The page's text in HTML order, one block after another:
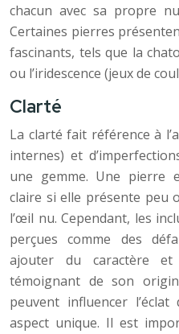
chacun avec sa propre
Certaines pierres
fascinants, tels que la
ou l’iridescence (jeux de
Clarté
La clarté fait référence à
internes) et
une gemme. Une pierre
claire si elle présente peu
l’œil nu. Cependant, les
perçues comme des
ajouter du caractère
témoignant de son
peuvent influencer
aspect unique. Il est